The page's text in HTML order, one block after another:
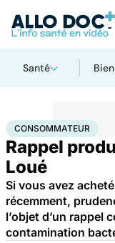
Santé
AccueilSanté
CONSOMMATEUR
Rappel
Loué
Si vous avez
récemment,
l’objet d’un rappel
contamination